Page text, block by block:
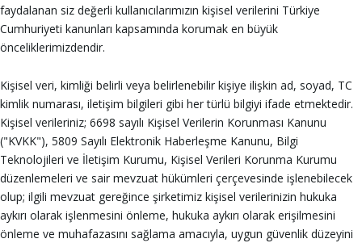
faydalanan siz değerli kullanıcılarımızın kişisel verilerini Türkiye
Cumhuriyeti kanunları kapsamında korumak en büyük
önceliklerimizdendir.
Kişisel veri, kimliği belirli veya belirlenebilir kişiye ilişkin ad, soyad, TC
kimlik numarası, iletişim bilgileri gibi her türlü bilgiyi ifade etmektedir.
Kişisel verileriniz; 6698 sayılı Kişisel Verilerin Korunması Kanunu
("KVKK"), 5809 Sayılı Elektronik Haberleşme Kanunu, Bilgi
Teknolojileri ve İletişim Kurumu, Kişisel Verileri Korunma Kurumu
düzenlemeleri ve sair mevzuat hükümleri çerçevesinde işlenebilecek
olup; ilgili mevzuat gereğince şirketimiz kişisel verilerinizin hukuka
aykırı olarak işlenmesini önleme, hukuka aykırı olarak erişilmesini
önleme ve muhafazasını sağlama amacıyla, uygun güvenlik düzeyini